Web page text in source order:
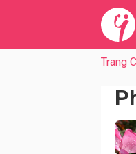
Trang